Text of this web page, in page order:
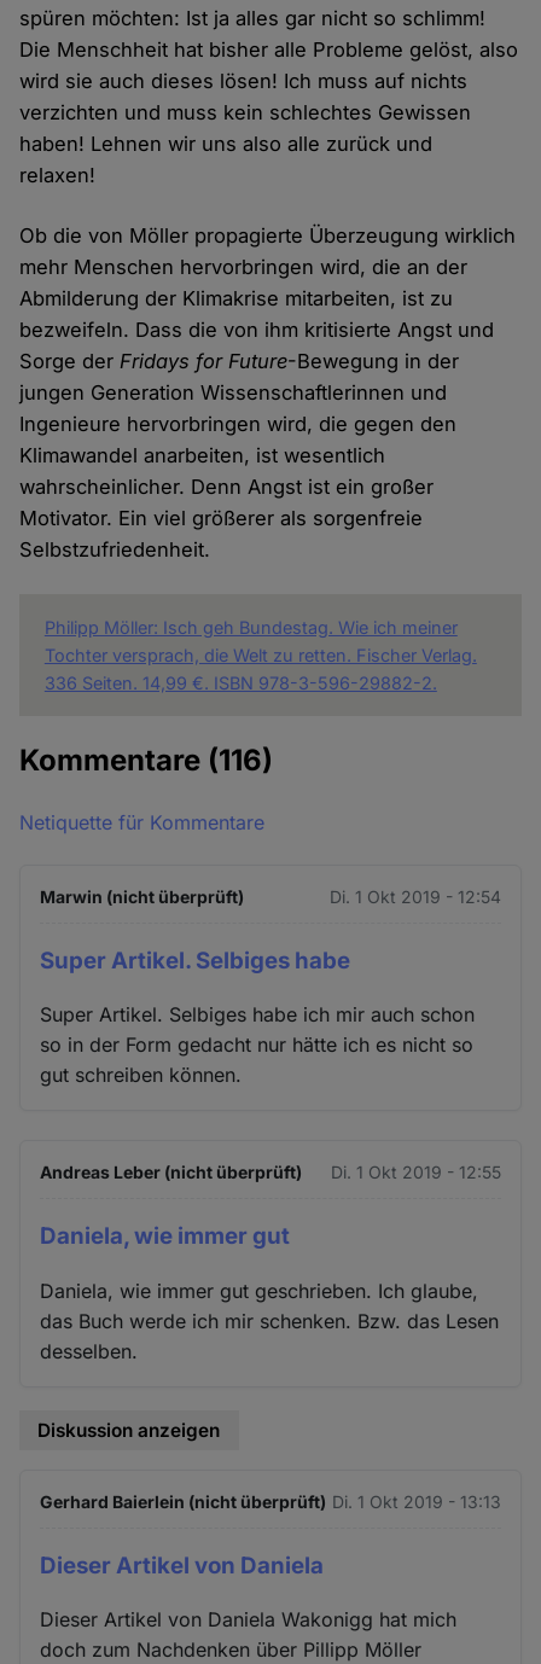
spüren möchten: Ist ja alles gar nicht so schlimm!
Die Menschheit hat bisher alle Probleme gelöst, also
wird sie auch dieses lösen! Ich muss auf nichts
verzichten und muss kein schlechtes Gewissen
haben! Lehnen wir uns also alle zurück und
relaxen!
Ob die von Möller propagierte Überzeugung wirklich
mehr Menschen hervorbringen wird, die an der
Abmilderung der Klimakrise mitarbeiten, ist zu
bezweifeln. Dass die von ihm kritisierte Angst und
Sorge der Fridays for Future-Bewegung in der
jungen Generation Wissenschaftlerinnen und
Ingenieure hervorbringen wird, die gegen den
Klimawandel anarbeiten, ist wesentlich
wahrscheinlicher. Denn Angst ist ein großer
Motivator. Ein viel größerer als sorgenfreie
Selbstzufriedenheit.
Philipp Möller: Isch geh Bundestag. Wie ich meiner
Tochter versprach, die Welt zu retten. Fischer Verlag.
336 Seiten. 14,99 €. ISBN 978-3-596-29882-2.
Kommentare (116)
Netiquette für Kommentare
Marwin (nicht überprüft) Di. 1 Okt 2019 - 12:54
Super Artikel. Selbiges habe
Super Artikel. Selbiges habe ich mir auch schon
so in der Form gedacht nur hätte ich es nicht so
gut schreiben können.
Andreas Leber (nicht überprüft) Di. 1 Okt 2019 - 12:55
Daniela, wie immer gut
Daniela, wie immer gut geschrieben. Ich glaube,
das Buch werde ich mir schenken. Bzw. das Lesen
desselben.
Diskussion anzeigen
Gerhard Baierlein (nicht überprüft) Di. 1 Okt 2019 - 13:13
Dieser Artikel von Daniela
Dieser Artikel von Daniela Wakonigg hat mich
doch zum Nachdenken über Pillipp Möller